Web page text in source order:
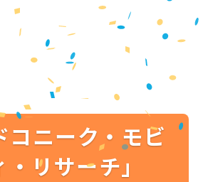
コニーク・モビ
・リサーチ」